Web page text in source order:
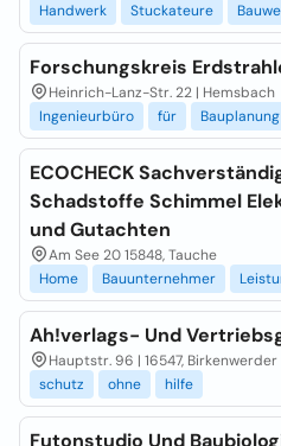
Handwerk
Stuckateure
Forschungskreis
Heinrich-Lanz-Str. 22 | Hemsbach
Ingenieurbüro
für Bauplanung
ECOCHECK
Schadstoffe Schimmel
und Gutachten
Am See 20 15848, Tauche
Home
Bauunternehmer
Ah!verlags- Und
Hauptstr. 96 | 16547, Birkenwerder
schutz
ohne hilfe
Futonstudio Und